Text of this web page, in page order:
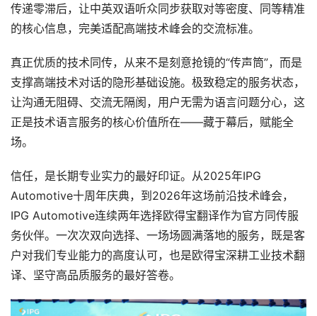
传递零滞后，让中英双语听众同步获取对等密度、同等精准
的核心信息，完美适配高端技术峰会的交流标准。
真正优质的技术同传，从来不是刻意抢镜的“传声筒”，而是
支撑高端技术对话的隐形基础设施。极致稳定的服务状态，
让沟通无阻碍、交流无隔阂，用户无需为语言问题分心，这
正是技术语言服务的核心价值所在——藏于幕后，赋能全
场。
信任，是长期专业实力的最好印证。从2025年IPG
Automotive十周年庆典，到2026年这场前沿技术峰会，
IPG Automotive连续两年选择欧得宝翻译作为官方同传服
务伙伴。一次次双向选择、一场场圆满落地的服务，既是客
户对我们专业能力的高度认可，也是欧得宝深耕工业技术翻
译、坚守高品质服务的最好答卷。